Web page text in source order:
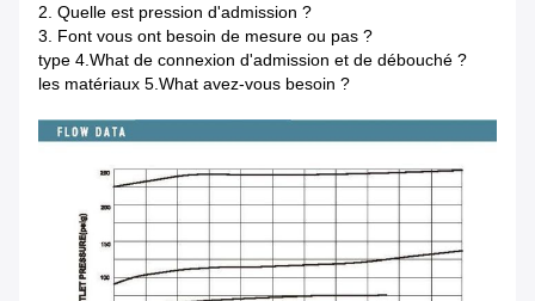
2. Quelle est pression d'admission ?
3. Font vous ont besoin de mesure ou pas ?
type 4.What de connexion d'admission et de débouché ?
les matériaux 5.What avez-vous besoin ?